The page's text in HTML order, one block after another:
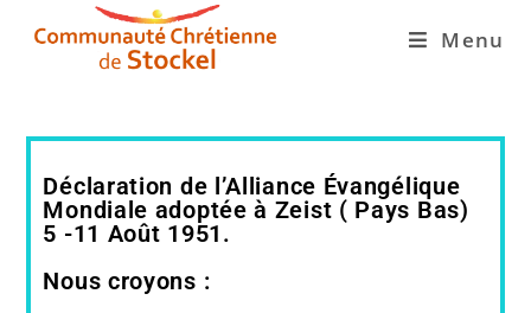
Menu
Déclaration de l’Alliance Évangélique
Mondiale adoptée à Zeist ( Pays Bas)
5 -11 Août 1951.
Nous croyons :